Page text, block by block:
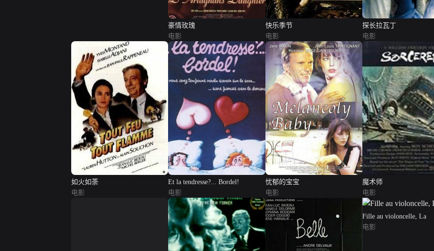
豪情玫瑰
电影
快乐季节
电影
探长拉瓦丁
电影
如火如荼
电影
Et la tendresse?... Bordel!
电影
忧郁的宝宝
电影
魔术师
电影
Fille au violoncelle, La
电影